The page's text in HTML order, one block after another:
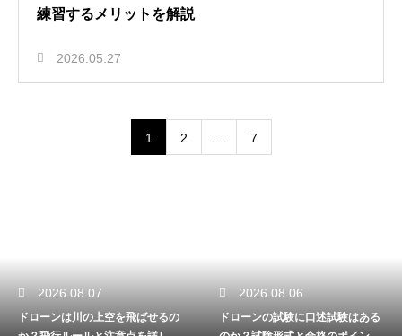
練習するメリットを解説
2026.05.27
1 2 7
2026.08.07
ドローンは川の上空を飛ばせるの
2026.08.06
ドローンの試験に口述試験はある